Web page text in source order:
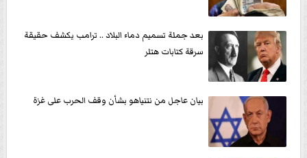
بعد جملة تسميم دماء البلاد .. ترامب يكشف حقيقة
سرقة كتابات هتلر
بيان عاجل من نتنياهو بشأن وقف الحرب على غزة